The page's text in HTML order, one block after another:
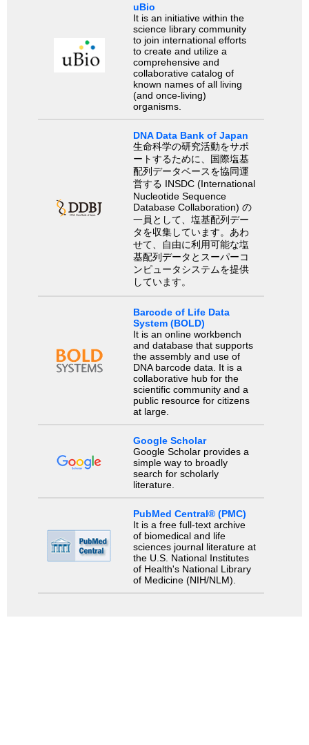
uBio
It is an initiative within the
science library community
to join international efforts
to create and utilize a
comprehensive and
collaborative catalog of
known names of all living
(and once-living)
organisms.
DNA Data Bank of Japan
生命科学の研究活動をサポ
ートするために、国際塩基
配列データベースを協同運
営する INSDC (International
Nucleotide Sequence
Database Collaboration) の
一員として、塩基配列デー
タを収集しています。あわ
せて、自由に利用可能な塩
基配列データとスーパーコ
ンピュータシステムを提供
しています。
Barcode of Life Data
System (BOLD)
It is an online workbench
and database that supports
the assembly and use of
DNA barcode data. It is a
collaborative hub for the
scientific community and a
public resource for citizens
at large.
Google Scholar
Google Scholar provides a
simple way to broadly
search for scholarly
literature.
PubMed Central® (PMC)
It is a free full-text archive
of biomedical and life
sciences journal literature at
the U.S. National Institutes
of Health's National Library
of Medicine (NIH/NLM).